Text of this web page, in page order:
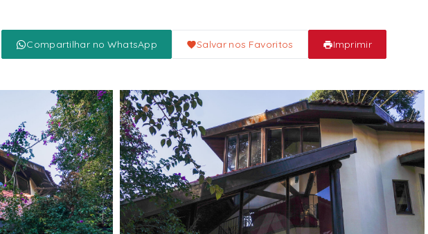
Compartilhar no WhatsApp Salvar nos Favoritos Imprimir